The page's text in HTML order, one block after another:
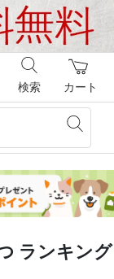
カート
検索
ランキング